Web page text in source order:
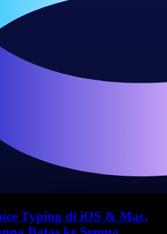
Typing di iOS & Mac,